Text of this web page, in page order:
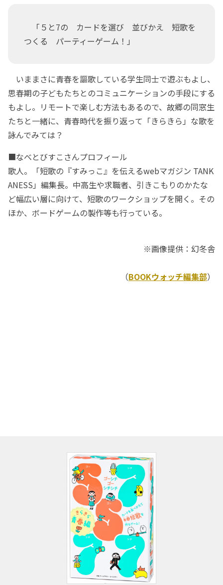
「５と7の カードを選び 並びかえ 短歌を
つくる パーティーゲーム！」
いままさに青春を謳歌している学生同士で遊ぶもよし、
思春期の子どもたちとのコミュニケーションの手段にする
もよし。リモートで楽しむ方法もあるので、故郷の同窓生
たちと一緒に、青春時代を振り返って「きらきら」な歌を
詠んでみては？
■なべとびすこさんプロフィール
歌人。「短歌の『すみっこ』を伝えるwebマガジン TANK
ANESS」編集長。中高生や求職者、引きこもりのかたな
ど幅広い層に向けて、短歌のワークショップを開く。その
ほか、ボードゲームの製作等も行っている。
※画像提供：幻冬舎
（BOOKウォッチ編集部）